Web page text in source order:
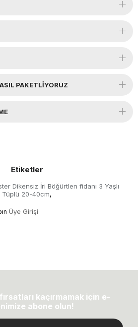
PAKETLİYORUZ
Etiketler
Dikensiz İri Böğürtlen fidanı 3 Yaşlı
Tüplü 20-40cm,
Üye Girişi
kaçırmamak için e-
abone olun!